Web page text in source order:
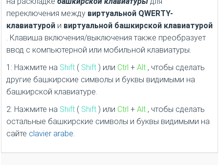
Как изменить язык ввода башкирской
клавиатуры?